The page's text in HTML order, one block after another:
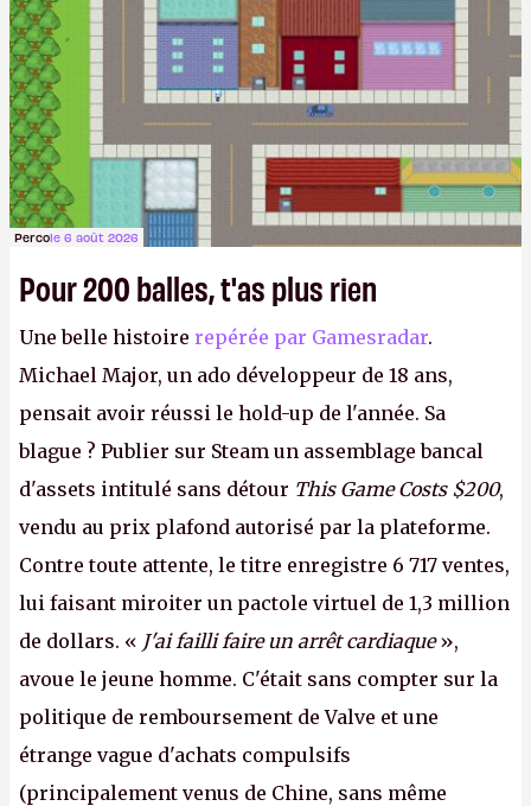
Percole 6 août 2026
Pour 200 balles, t'as plus rien
Une belle histoire repérée par Gamesradar.
Michael Major, un ado développeur de 18 ans,
pensait avoir réussi le hold-up de l'année. Sa
blague ? Publier sur Steam un assemblage bancal
d'assets intitulé sans détour This Game Costs $200,
vendu au prix plafond autorisé par la plateforme.
Contre toute attente, le titre enregistre 6 717 ventes,
lui faisant miroiter un pactole virtuel de 1,3 million
de dollars. « J'ai failli faire un arrêt cardiaque»,
avoue le jeune homme. C'était sans compter sur la
politique de remboursement de Valve et une
étrange vague d'achats compulsifs
(principalement venus de Chine, sans même